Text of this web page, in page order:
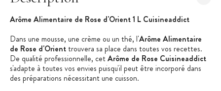
Arôme Alimentaire de Rose d'Orient 1 L Cuisineaddict
Dans une mousse, une crème ou un thé, l'Arôme Alimentaire
de Rose d'Orienttrouvera sa place dans toutes vos recettes.
De qualité professionnelle, cetArôme de Rose Cuisineaddict
s'adapte à toutes vos envies puisqu'il peut être incorporé dans
des préparations nécessitant une cuisson.